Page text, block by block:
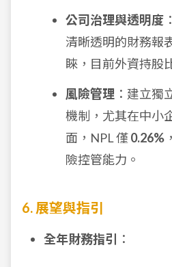
公司治理與透明度
清晰透明的財務報
睞，目前外資持股
風險管理 ：建立獨
機制，尤其在中小
面，NPL 僅0.26%
險控管能力。
6. 展望與指引
全年財務指引 ：